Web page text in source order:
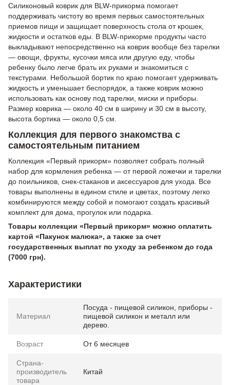
Силиконовый коврик для BLW-прикорма помогает
поддерживать чистоту во время первых самостоятельных
приемов пищи и защищает поверхность стола от крошек,
жидкости и остатков еды. В BLW-прикорме продукты часто
выкладывают непосредственно на коврик вообще без тарелки
— овощи, фрукты, кусочки мяса или другую еду, чтобы
ребенку было легче брать их руками и знакомиться с
текстурами. Небольшой бортик по краю помогает удерживать
жидкость и уменьшает беспорядок, а также коврик можно
использовать как основу под тарелки, миски и приборы.
Размер коврика — около 40 см в ширину и 30 см в высоту,
высота бортика — около 0,5 см.
Коллекция для первого знакомства с
самостоятельным питанием
Коллекция «Первый прикорм» позволяет собрать полный
набор для кормления ребенка — от первой ложечки и тарелки
до поильников, снек-стаканов и аксессуаров для ухода. Все
товары выполнены в едином стиле и цветах, поэтому легко
комбинируются между собой и помогают создать красивый
комплект для дома, прогулок или подарка.
Товары коллекции «Первый прикорм» можно оплатить
картой «Пакунок малюка», а также за счет
государственных выплат по уходу за ребенком до года
(7000 грн).
Характеристики
Материал
Посуда - пищевой силикон, приборы -
пищевой силикон и металл или
дерево.
Возраст От 6 месяцев
Страна-
производитель
товара
Китай